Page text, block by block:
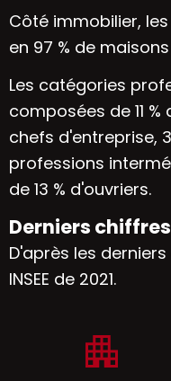
Côté immobilier,
en 97 % de
Les catégories
composées de 11
chefs d'entreprise,
professions
de 13 % d'ouvriers.
Derniers chiffres
D'après les
INSEE de 2021.